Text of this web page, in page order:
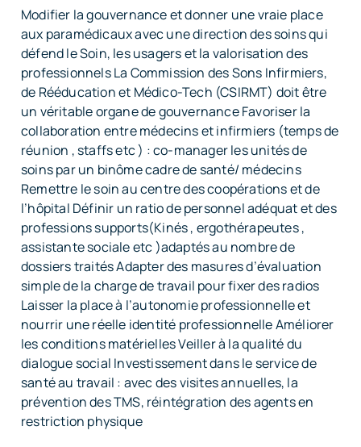
Modifier la gouvernance et donner une vraie place
aux paramédicaux avec une direction des soins qui
défend le Soin, les usagers et la valorisation des
professionnels La Commission des Sons Infirmiers,
de Rééducation et Médico-Tech (CSIRMT) doit être
un véritable organe de gouvernance Favoriser la
collaboration entre médecins et infirmiers (temps de
réunion , staffs etc ) : co-manager les unités de
soins par un binôme cadre de santé/ médecins
Remettre le soin au centre des coopérations et de
l’hôpital Définir un ratio de personnel adéquat et des
professions supports(Kinés , ergothérapeutes ,
assistante sociale etc )adaptés au nombre de
dossiers traités Adapter des masures d’évaluation
simple de la charge de travail pour fixer des radios
Laisser la place à l’autonomie professionnelle et
nourrir une réelle identité professionnelle Améliorer
les conditions matérielles Veiller à la qualité du
dialogue social Investissement dans le service de
santé au travail : avec des visites annuelles, la
prévention des TMS, réintégration des agents en
restriction physique